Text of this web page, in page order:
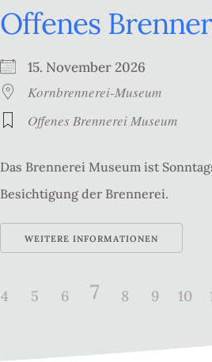
Offenes
15. November 2026
Kornbrennerei-Museum
Offenes Brennerei Museum
Das Brennerei Museum ist
Besichtigung der Brennerei.
WEITERE INFORMATIONEN
4 5 6 7 8 9 10